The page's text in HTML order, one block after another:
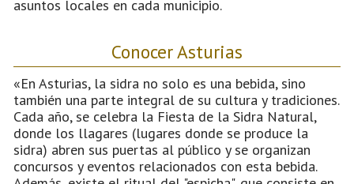
asuntos locales en cada municipio.
Conocer Asturias
«En Asturias, la sidra no solo es una bebida, sino
también una parte integral de su cultura y tradiciones.
Cada año, se celebra la Fiesta de la Sidra Natural,
donde los llagares (lugares donde se produce la
sidra) abren sus puertas al público y se organizan
concursos y eventos relacionados con esta bebida.